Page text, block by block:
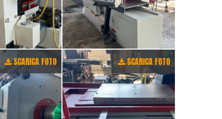
SCARICA FOTO SCARICA FOTO